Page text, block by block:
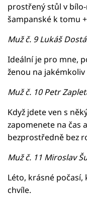
prostřený stůl v
šampanské k tomu
Muž č. 9 Lukáš
Ideální je pro mne,
ženou na
Muž č. 10 Petr
Když jdete ven s
zapomenete na čas
bezprostředně bez
Muž č. 11 Miroslav
Léto, krásné
chvíle.